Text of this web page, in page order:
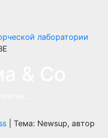
лаборатории
Тема: Newsup, автор